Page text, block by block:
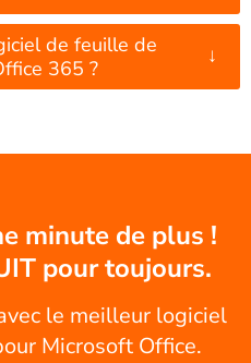
de feuille de
365 ?
↓
minute de plus !
pour toujours.
le meilleur logiciel
Microsoft Office.